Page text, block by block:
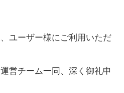
ユーザー様にご利用いただ
営チーム一同、深く御礼申